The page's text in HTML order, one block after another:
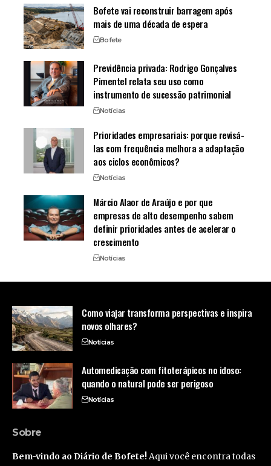
Bofete vai reconstruir barragem após
mais de uma década de espera
Bofete
Previdência privada: Rodrigo Gonçalves
Pimentel relata seu uso como
instrumento de sucessão patrimonial
Notícias
Prioridades empresariais: porque revisá-
las com frequência melhora a adaptação
aos ciclos econômicos?
Notícias
Márcio Alaor de Araújo e por que
empresas de alto desempenho sabem
definir prioridades antes de acelerar o
crescimento
Notícias
Como viajar transforma perspectivas e inspira
novos olhares?
Notícias
Automedicação com fitoterápicos no idoso:
quando o natural pode ser perigoso
Notícias
Sobre
Bem-vindo ao Diário de Bofete!Aqui você encontra todas